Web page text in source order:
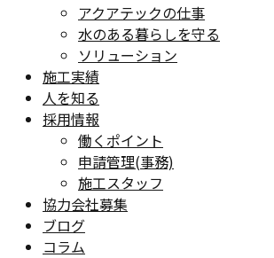
アクアテックの仕事
水のある暮らしを守る
ソリューション
施工実績
人を知る
採用情報
働くポイント
申請管理(事務)
施工スタッフ
協力会社募集
ブログ
コラム